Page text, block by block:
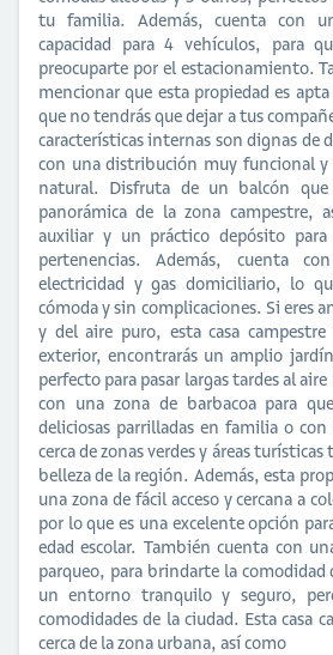
tu familia. Además, cuenta con
capacidad para 4 vehículos, para
preocuparte por el estacionamiento.
mencionar que esta propiedad es
que no tendrás que dejar a tus
características internas son dignas de
con una distribución muy funcional y
natural. Disfruta de un balcón
panorámica de la zona campestre,
auxiliar y un práctico depósito
pertenencias. Además, cuenta
electricidad y gas domiciliario, lo
cómoda y sin complicaciones. Si eres
y del aire puro, esta casa
exterior, encontrarás un amplio
perfecto para pasar largas tardes al
con una zona de barbacoa para
deliciosas parrilladas en familia o
cerca de zonas verdes y áreas
belleza de la región. Además, esta
una zona de fácil acceso y cercana a
por lo que es una excelente opción
edad escolar. También cuenta con
parqueo, para brindarte la comodidad
un entorno tranquilo y seguro,
comodidades de la ciudad. Esta casa
cerca de la zona urbana, así como